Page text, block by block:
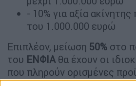
- 10% για αξία
του 1.000.000 ευρώ
Επιπλέον, μείωση 50% στο
του ΕΝΦΙΑ θα έχουν οι
που πληρούν ορισμένες